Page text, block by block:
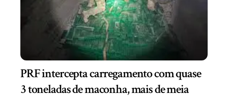
PRF intercepta carregamento com quase
3 toneladas de maconha, mais de meia